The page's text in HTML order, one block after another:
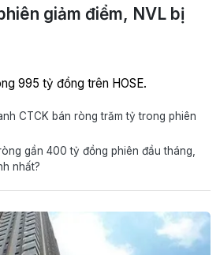
giảm điểm, NVL bị
995 tỷ đồng trên HOSE.
CTCK bán ròng trăm tỷ trong phiên
gần 400 tỷ đồng phiên đầu tháng,
nhất?